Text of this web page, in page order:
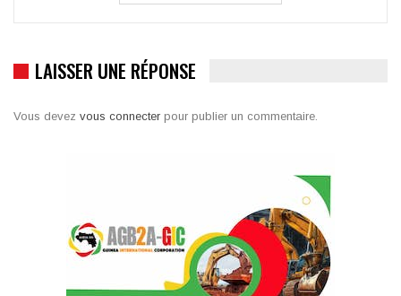
LAISSER UNE RÉPONSE
Vous devez vous connecter pour publier un commentaire.